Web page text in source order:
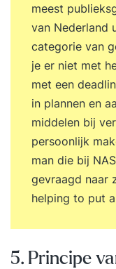
meest
van
categorie van
je er niet met
met een
in plannen en
middelen bij
persoonlijk
man die bij
gevraagd naar
helping to put a
5. Principe